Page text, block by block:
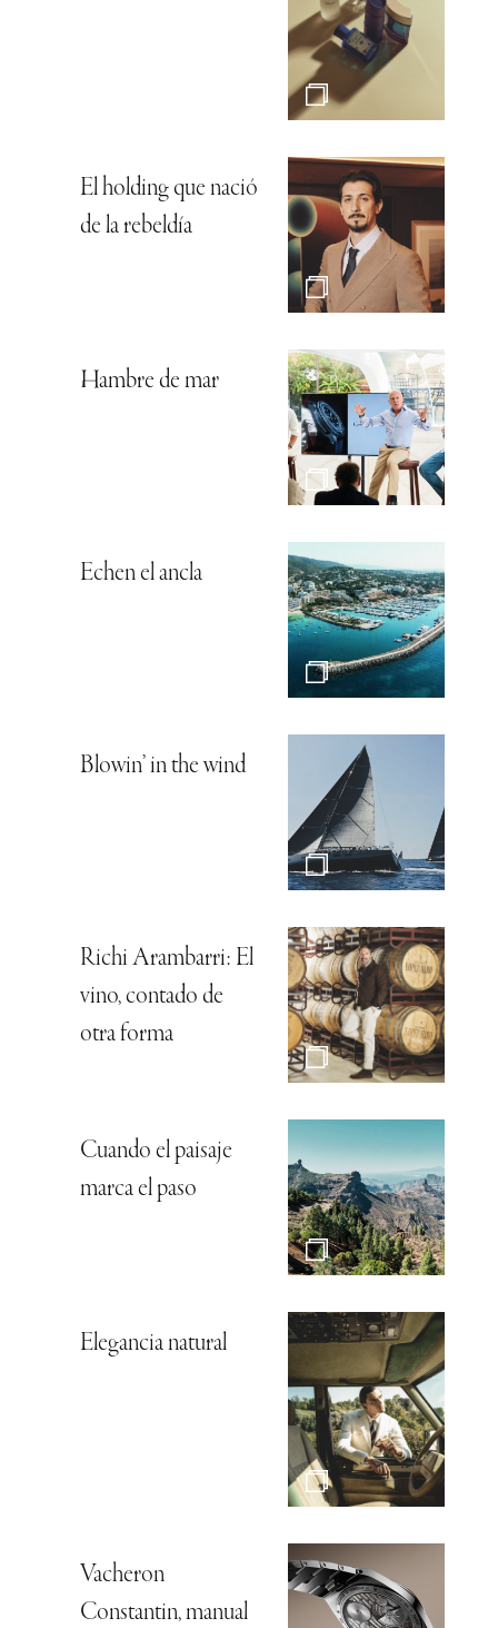
El holding que nació
de la rebeldía
Hambre de mar
Echen el ancla
Blowin’ in the wind
Richi Arambarri: El
vino, contado de
otra forma
Cuando el paisaje
marca el paso
Elegancia natural
Vacheron
Constantin, manual